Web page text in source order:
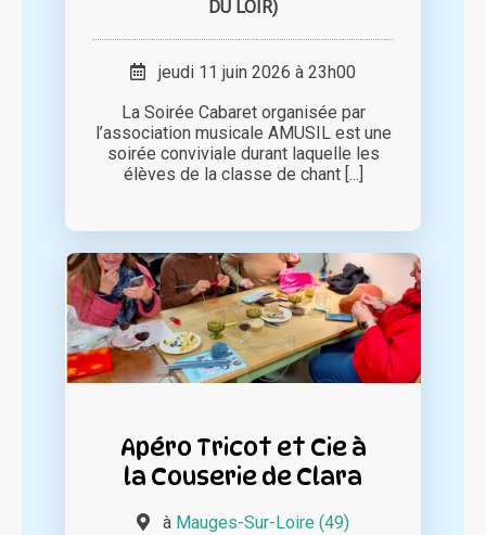
DU LOIR)
jeudi 11 juin 2026 à 23h00
La Soirée Cabaret organisée par
l’association musicale AMUSIL est une
soirée conviviale durant laquelle les
élèves de la classe de chant [...]
Apéro Tricot et Cie à
la Couserie de Clara
à Mauges-Sur-Loire (49)